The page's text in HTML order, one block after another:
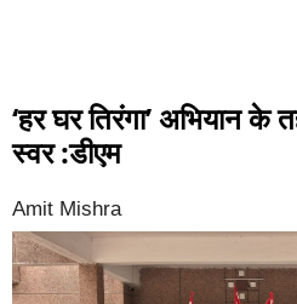
‘हर घर तिरंगा’ अभियान के
स्वर :डीएम
Amit Mishra